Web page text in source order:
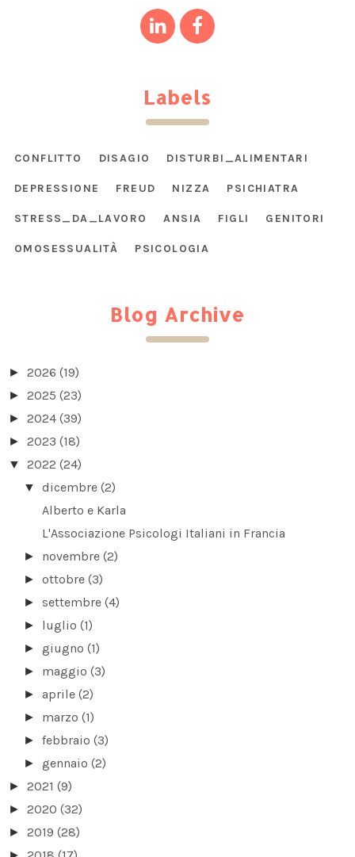
Labels
CONFLITTO DISAGIO DISTURBI_ALIMENTARI
DEPRESSIONE FREUD NIZZA PSICHIATRA
STRESS_DA_LAVORO ANSIA FIGLI GENITORI
OMOSESSUALITÀ PSICOLOGIA
Blog Archive
► 2026 (19)
► 2025 (23)
► 2024 (39)
► 2023 (18)
▼ 2022 (24)
▼ dicembre (2)
Alberto e Karla
L'Associazione Psicologi Italiani in Francia
► novembre (2)
►ottobre (3)
► settembre (4)
► luglio (1)
►giugno (1)
► maggio (3)
►aprile (2)
► marzo (1)
►febbraio (3)
►gennaio (2)
► 2021 (9)
► 2020 (32)
► 2019 (28)